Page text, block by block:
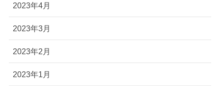
2023年4月
2023年3月
2023年2月
2023年1月